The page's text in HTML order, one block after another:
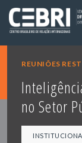
REUNIÕES
no Setor